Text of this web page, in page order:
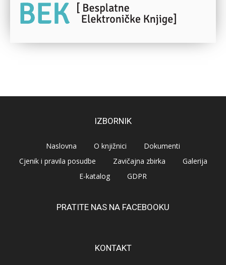
IZBORNIK
Naslovna O knjižnici
Dokumenti
Cjenik i pravila posudbe
Zavičajna zbirka
Galerija
E-katalog
GDPR
PRATITE NAS NA FACEBOOKU
KONTAKT